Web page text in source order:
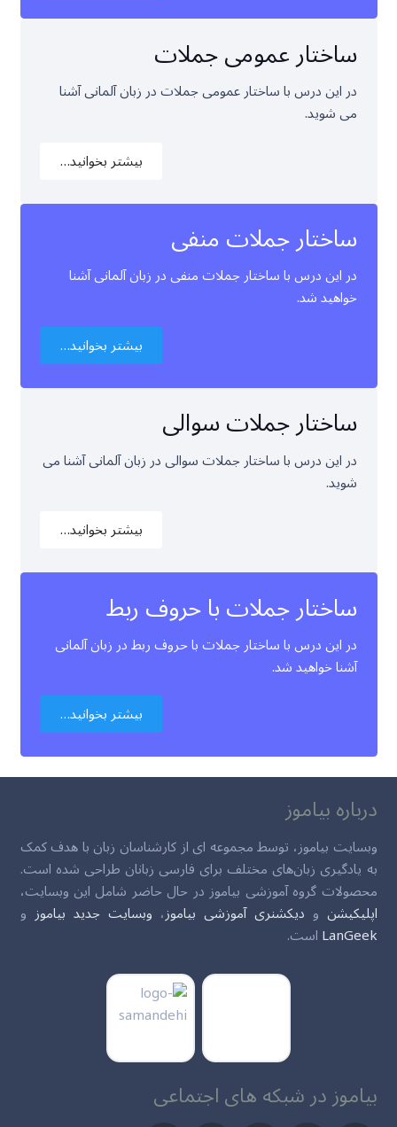
ساختار عمومی جملات
در این درس با ساختار عمومی جملات در زبان آلمانی آشنا
می شوید.
بیشتر بخوانید…
ساختار جملات منفی
در این درس با ساختار جملات منفی در زبان آلمانی آشنا
خواهید شد.
بیشتر بخوانید…
ساختار جملات سوالی
در این درس با ساختار جملات سوالی در زبان آلمانی آشنا می
شوید.
بیشتر بخوانید…
ساختار جملات با حروف ربط
در این درس با ساختار جملات با حروف ربط در زبان آلمانی
آشنا خواهید شد.
بیشتر بخوانید…
درباره بیاموز
وبسایت بیاموز، توسط مجموعه ای از کارشناسان زبان با هدف کمک
به یادگیری زبان‌های مختلف برای فارسی زبانان طراحی شده است.
محصولات گروه آموزشی بیاموز در حال حاضر شامل این وبسایت،
اپلیکیشن و دیکشنری آموزشی بیاموز، وبسایت جدید بیاموز و
LanGeekاست.
بیاموز در شبکه های اجتماعی